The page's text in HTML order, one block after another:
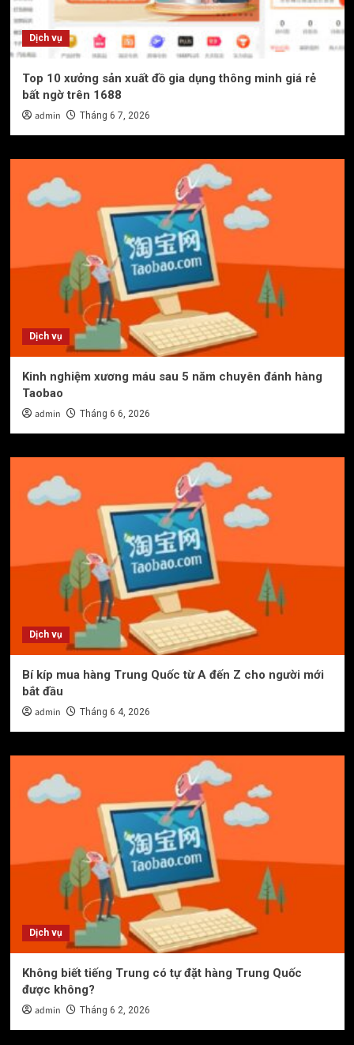
Dịch vụ
Top 10 xưởng sản xuất đồ gia dụng thông minh giá rẻ
bất ngờ trên 1688
admin Tháng 6 7, 2026
Dịch vụ
Kinh nghiệm xương máu sau 5 năm chuyên đánh hàng
Taobao
admin Tháng 6 6, 2026
Dịch vụ
Bí kíp mua hàng Trung Quốc từ A đến Z cho người mới
bắt đầu
admin Tháng 6 4, 2026
Dịch vụ
Không biết tiếng Trung có tự đặt hàng Trung Quốc
được không?
admin Tháng 6 2, 2026